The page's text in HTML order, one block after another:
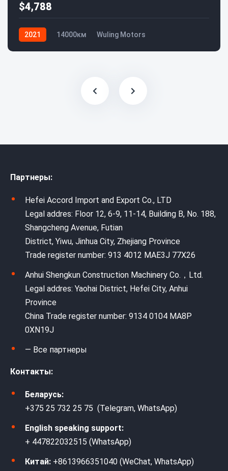
$4,788
2021 14000км Wuling Motors
Партнеры:
Hefei Accord Import and Export Co., LTD
Legal addres: Floor 12, 6-9, 11-14, Building B, No. 188,
Shangcheng Avenue, Futian
District, Yiwu, Jinhua City, Zhejiang Province
Trade register number: 913 4012 MAE3J 77X26
Anhui Shengkun Construction Machinery Co.，Ltd.
Legal addres: Yaohai District, Hefei City, Anhui
Province
China Trade register number: 9134 0104 MA8P
0XN19J
— Все партнеры
Контакты:
Беларусь:
+375 25 732 25 75 (Telegram, WhatsApp)
English speaking support:
+ 447822032515 (WhatsApp)
Китай: +8613966351040 (WeChat, WhatsApp)